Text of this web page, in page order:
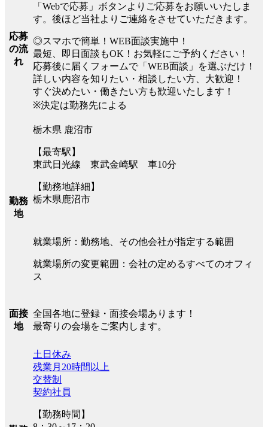
応募
の流
れ
「Webで応募」ボタンよりご応募をお願いいたしま
す。後ほど当社よりご連絡をさせていただきます。
◎スマホで簡単！WEB面談実施中！
最短、即日面談もOK！お気軽にご予約ください！
応募後に届くフォームで「WEB面談」を選ぶだけ！
詳しい内容を知りたい・相談したい方、大歓迎！
すぐ決めたい・働きたい方も歓迎いたします！
※決定は勤務先による
勤務
地
栃木県 鹿沼市
【最寄駅】
東武日光線 東武金崎駅 車10分
【勤務地詳細】
栃木県鹿沼市
就業場所：勤務地、その他会社が指定する範囲
就業場所の変更範囲：会社の定めるすべてのオフィ
ス
面接
地
全国各地に登録・面接会場あります！
最寄りの会場をご案内します。
土日休み
残業月20時間以上
交替制
契約社員
【勤務時間】